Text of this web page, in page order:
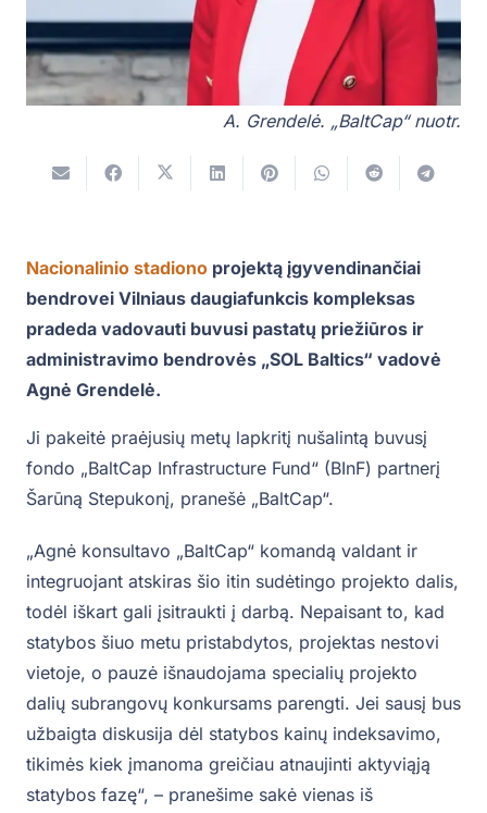
A. Grendelė. „BaltCap“ nuotr.
Nacionalinio stadiono projektą įgyvendinančiai
bendrovei Vilniaus daugiafunkcis kompleksas
pradeda vadovauti buvusi pastatų priežiūros ir
administravimo bendrovės „SOL Baltics“ vadovė
Agnė Grendelė.
Ji pakeitė praėjusių metų lapkritį nušalintą buvusį
fondo „BaltCap Infrastructure Fund“ (BInF) partnerį
Šarūną Stepukonį, pranešė „BaltCap“.
„Agnė konsultavo „BaltCap“ komandą valdant ir
integruojant atskiras šio itin sudėtingo projekto dalis,
todėl iškart gali įsitraukti į darbą. Nepaisant to, kad
statybos šiuo metu pristabdytos, projektas nestovi
vietoje, o pauzė išnaudojama specialių projekto
dalių subrangovų konkursams parengti. Jei sausį bus
užbaigta diskusija dėl statybos kainų indeksavimo,
tikimės kiek įmanoma greičiau atnaujinti aktyviąją
statybos fazę“, – pranešime sakė vienas iš